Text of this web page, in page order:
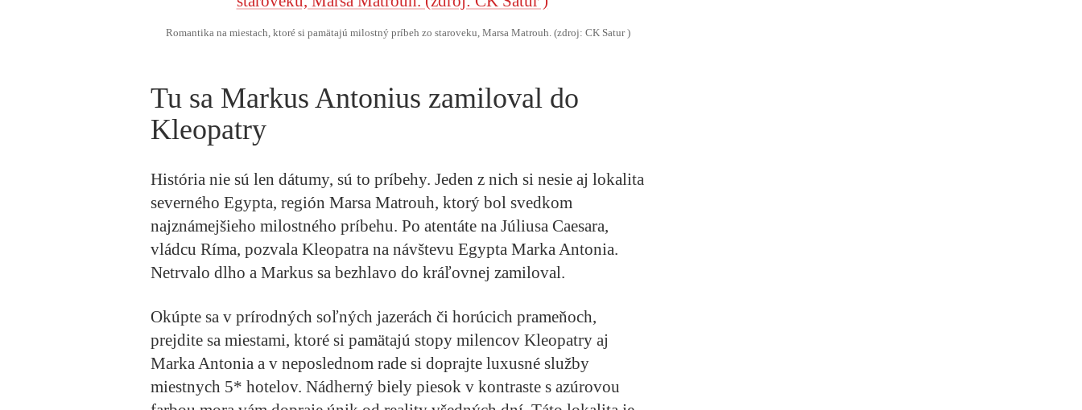
Romantika na miestach, ktoré si pamätajú milostný príbeh zo staroveku, Marsa Matrouh. (zdroj: CK Satur )
Tu sa Markus Antonius zamiloval do
Kleopatry
História nie sú len dátumy, sú to príbehy. Jeden z nich si nesie aj lokalita
severného Egypta, región Marsa Matrouh, ktorý bol svedkom
najznámejšieho milostného príbehu. Po atentáte na Júliusa Caesara,
vládcu Ríma, pozvala Kleopatra na návštevu Egypta Marka Antonia.
Netrvalo dlho a Markus sa bezhlavo do kráľovnej zamiloval.
Okúpte sa v prírodných soľných jazerách či horúcich prameňoch,
prejdite sa miestami, ktoré si pamätajú stopy milencov Kleopatry aj
Marka Antonia a v neposlednom rade si doprajte luxusné služby
miestnych 5* hotelov. Nádherný biely piesok v kontraste s azúrovou